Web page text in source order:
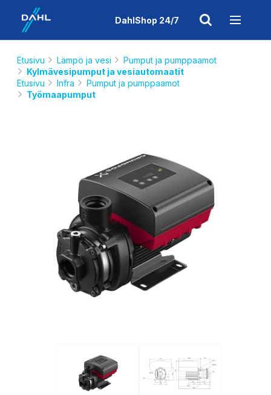
DahlShop 24/7
Etusivu Lämpö ja vesi
Pumput ja pumppaamot
Kylmävesipumput ja vesiautomaatit
Etusivu
Infra
Pumput ja pumppaamot
Työmaapumput